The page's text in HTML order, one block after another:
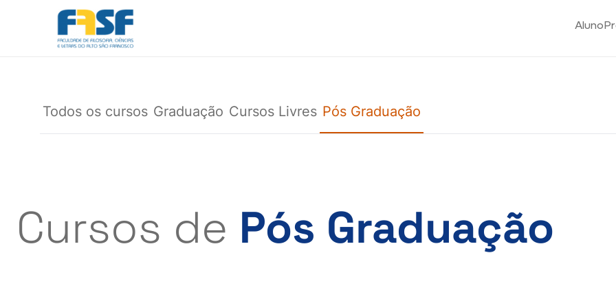
Aluno
Todos os cursos Graduação Cursos Livres Pós Graduação
Cursos de Pós Graduação